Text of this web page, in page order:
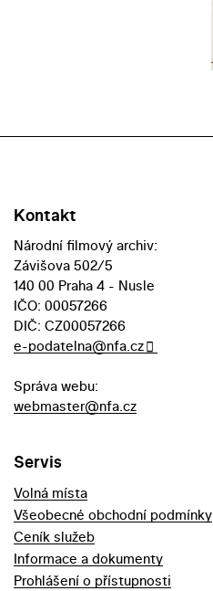
Kontakt
Národní filmový archiv:
Závišova 502/5
140 00 Praha 4 - Nusle
IČO: 00057266
DIČ: CZ00057266
e-podatelna@nfa.cz
Správa webu:
webmaster@nfa.cz
Servis
Volná místa
Všeobecné obchodní podmínky
Ceník služeb
Informace a dokumenty
Prohlášení o přístupnosti